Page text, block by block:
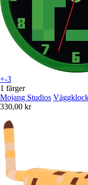
+-3
1 färger
Mojang Studios
330,00 kr